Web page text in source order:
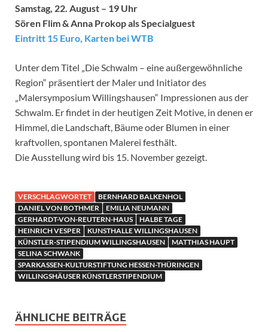
Samstag, 22. August – 19 Uhr
Sören Flim & Anna Prokop als Specialguest
Eintritt 15 Euro, Karten bei WTB
Unter dem Titel „Die Schwalm – eine außergewöhnliche
Region“ präsentiert der Maler und Initiator des
„Malersymposium Willingshausen“ Impressionen aus der
Schwalm. Er findet in der heutigen Zeit Motive, in denen er
Himmel, die Landschaft, Bäume oder Blumen in einer
kraftvollen, spontanen Malerei festhält.
Die Ausstellung wird bis 15. November gezeigt.
VERSCHLAGWORTET
BERNHARD BALKENHOL
DANIEL VON BOTHMER
EMILIA NEUMANN
GERHARDT-VON-REUTERN-HAUS
HALBE TAGE
HEINRICH VESPER
KUNSTHALLE WILLINGSHAUSEN
KÜNSTLER-STIPENDIUM WILLINGSHAUSEN
MATTHIAS HAUPT
SELINA SCHWANK
SPARKASSEN-KULTURSTIFTUNG HESSEN-THÜRINGEN
WILLINGSHÄUSER KÜNSTLERSTIPENDIUM
ÄHNLICHE BEITRÄGE